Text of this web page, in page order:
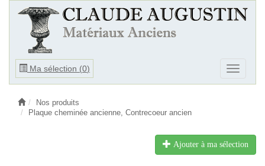
Ma sélection (0)
Ouvrir
Ouvrir
le
Nos produits
Plaque cheminée ancienne, Contrecoeur ancien
Ajouter à ma sélection